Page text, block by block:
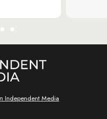
Independent Media